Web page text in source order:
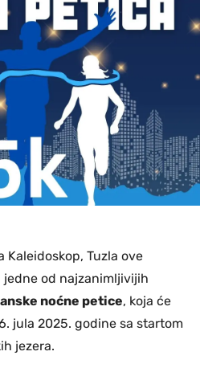
Tuzla ove
od najzanimljivijih
noćne petice, koja će
jula 2025. godine sa startom
jezera.